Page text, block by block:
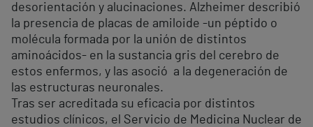
desorientación y alucinaciones. Alzheimer describió
la presencia de placas de amiloide -un péptido o
molécula formada por la unión de distintos
aminoácidos- en la sustancia gris del cerebro de
estos enfermos, y las asoció a la degeneración de
las estructuras neuronales.
Tras ser acreditada su eficacia por distintos
estudios clínicos, el Servicio de Medicina Nuclear de